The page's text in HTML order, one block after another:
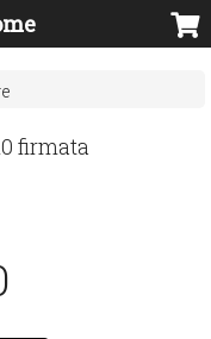
firmata